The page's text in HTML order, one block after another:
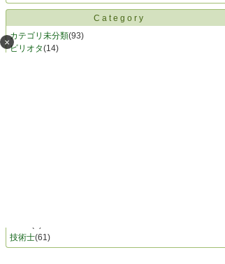
×
Category
カテゴリ未分類(93)
ビリオタ(14)
技術士(61)